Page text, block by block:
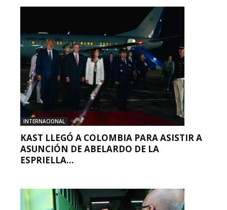
INTERNACIONAL
KAST LLEGÓ A COLOMBIA PARA ASISTIR A
ASUNCIÓN DE ABELARDO DE LA
ESPRIELLA...